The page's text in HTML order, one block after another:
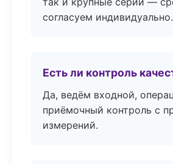
согласуем индивидуально.
Есть ли контроль
Да, ведём входной,
приёмочный контроль с
измерений.